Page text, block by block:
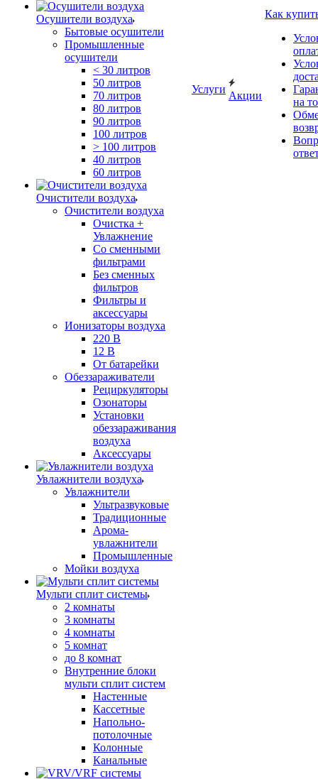
Осушители воздуха
Бытовые осушители
Промышленные
осушители
< 30 литров
50 литров
70 литров
80 литров
90 литров
100 литров
> 100 литров
40 литров
60 литров
Очистители воздуха
Очистители воздуха
Очистка +
Увлажнение
Cо сменными
фильтрами
Без сменных
фильтров
Фильтры и
аксессуары
Ионизаторы воздуха
220 В
12 В
От батарейки
Обеззараживатели
Рециркуляторы
Озонаторы
Установки
обеззараживания
воздуха
Аксессуары
Увлажнители воздуха
Увлажнители
Ультразвуковые
Традиционные
Арома-
увлажнители
Промышленные
Мойки воздуха
Мульти сплит системы
2 комнаты
3 комнаты
4 комнаты
5 комнат
до 8 комнат
Внутренние блоки
мульти сплит систем
Настенные
Кассетные
Напольно-
потолочные
Колонные
Канальные
Услуги
Акции
Как
на